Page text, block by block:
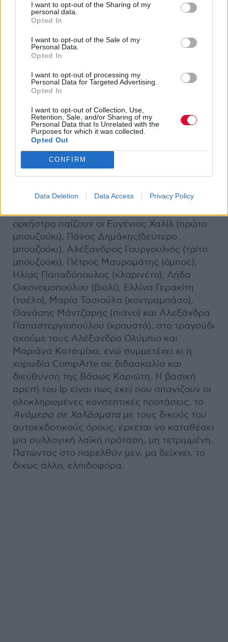
I want to opt-out of the Sharing of my
personal data.
Opted In
I want to opt-out of the Sale of my
Personal Data.
Opted In
I want to opt-out of processing my
Personal Data for Targeted Advertising.
Opted In
I want to opt-out of Collection, Use,
Retention, Sale, and/or Sharing of my
Personal Data that Is Unrelated with the
Purposes for which it was collected.
Opted Out
CONFIRM
Data Deletion Data Access Privacy Policy
Έπεσα πρώτη φορά στην περίπτωση του
πιανίστα και συνθέτη Γιάννη Κουφουδάκη
(όπως και σε αυτή της Μαριάνας Κατσιμίχα),
μέσα και χάρη στο δίσκο του Αλέξανδρου
Γουργουλιού με τίτλοΕπίλογος(Μετρονόμος).
Επομένως δεν είναι τυχαίο πως σε αυτό τον
κύκλο τραγουδιών βασισμένο σε ποιήματα
πρόσωπα από αυτές τις «μικρές» μα
ορχήστρα παίζουν οι Ευγένιος Χαλίλ (πρώτο
μπουζούκι), Πάνος Δημάκης(δεύτερο
μπουζούκι), Αλέξανδρος Γουργουλιός (τρίτο
μπουζούκι), Πέτρος Μαυρομάτης (όμποε),
Ηλίας Παπαδόπουλος (κλαρινέτο), Λήδα
Οικονομοπούλου (βιολί), Ελλίνα Γερακίτη
(τσέλο), Μαρία Τασιούλα (κοντραμπάσο),
Θανάσης Μάντζαρης (πιάνο) και Αλεξάνδρα
Παπαστεργιοπούλου (κρουστά), στο τραγούδι
ακούμε τους Αλέξανδρο Ολύμπιο και
Μαριάνα Κατσιμίχα, ενώ συμμετέχει κι η
χορωδία CompArte σε διδασκαλία και
διεύθυνση της Βάσως Καριώτη. Η βασική
αρετή του lp είναι πως εκεί που σπανίζουν οι
ολοκληρωμένες κονσεπτικές προτάσεις, το
Ανάμεσα σε Χαλάσματα με τους δικούς του
αυτοεκδοτικούς όρους, έρχεται να καταθέσει
μια συλλογική λαϊκή πρόταση, μη τετριμμένη.
Πατώντας στο παρελθόν μεν, μα δείχνει, το
δίχως άλλο, ελπιδοφόρα.